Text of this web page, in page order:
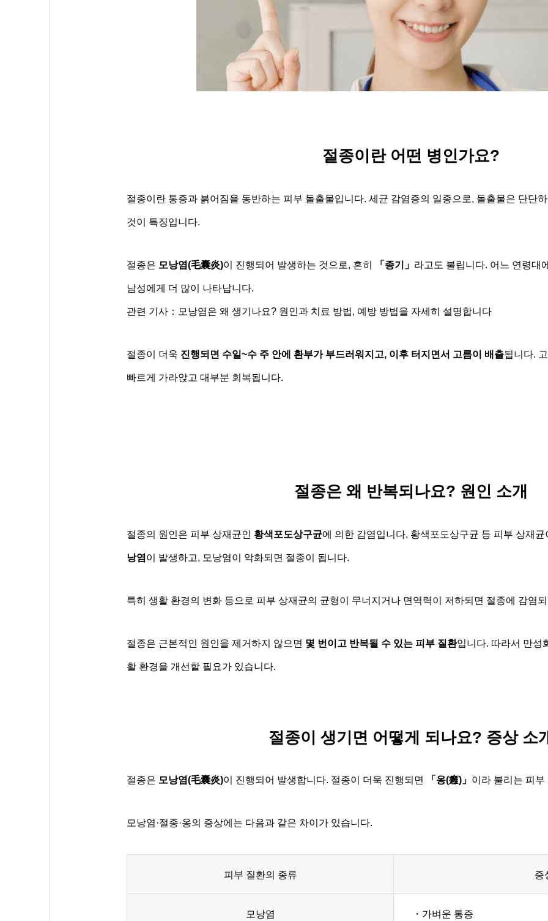
절종이란 어떤 병인가요?
절종이란 통증과 붉어짐을 동반하는 피부 돌출물입니다. 세균 감염증의 일종으로, 돌출물은 단단
것이 특징입니다.
절종은 모낭염(毛囊炎)이 진행되어 발생하는 것으로, 흔히 「종기」 라고도 불립니다. 어느 연령대
남성에게 더 많이 나타납니다.
관련 기사：모낭염은 왜 생기나요? 원인과 치료 방법, 예방 방법을 자세히 설명합니다
절종이 더욱 진행되면 수일~수 주 안에 환부가 부드러워지고, 이후 터지면서 고름이 배출됩니다.
빠르게 가라앉고 대부분 회복됩니다.
절종은 왜 반복되나요? 원인 소개
절종의 원인은 피부 상재균인 황색포도상구균에 의한 감염입니다. 황색포도상구균 등 피부 상재
낭염이 발생하고, 모낭염이 악화되면 절종이 됩니다.
특히 생활 환경의 변화 등으로 피부 상재균의 균형이 무너지거나 면역력이 저하되면 절종에 감염
절종은 근본적인 원인을 제거하지 않으면 몇 번이고 반복될 수 있는 피부 질환입니다. 따라서 만성
활 환경을 개선할 필요가 있습니다.
절종이 생기면 어떻게 되나요? 증상 소
절종은 모낭염(毛囊炎)이 진행되어 발생합니다. 절종이 더욱 진행되면 「옹(癰)」 이라 불리는 피
모낭염·절종·옹의 증상에는 다음과 같은 차이가 있습니다.
피부 질환의 종류 증
모낭염 ・가벼운 통증